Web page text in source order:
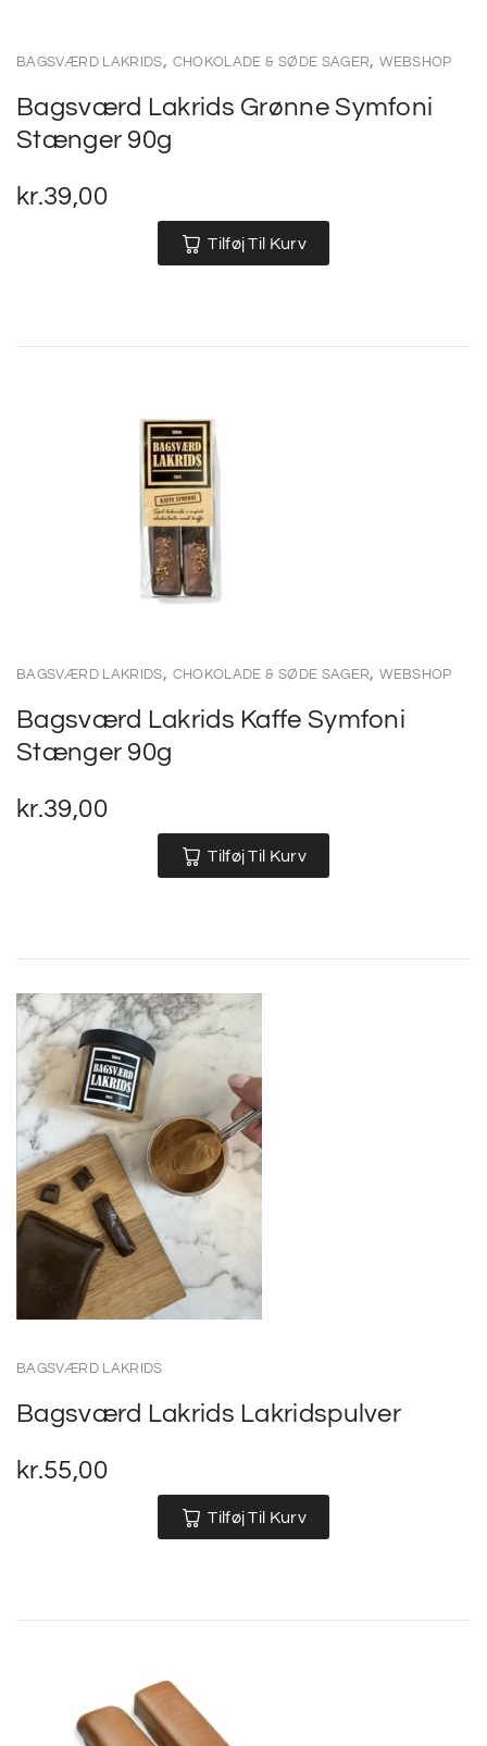
BAGSVÆRD LAKRIDS, CHOKOLADE & SØDE SAGER,WEBSHOP
Bagsværd Lakrids Grønne Symfoni
Stænger 90g
kr.39,00
Tilføj Til Kurv
BAGSVÆRD LAKRIDS, CHOKOLADE & SØDE SAGER,WEBSHOP
Bagsværd Lakrids Kaffe Symfoni
Stænger 90g
kr.39,00
Tilføj Til Kurv
BAGSVÆRD LAKRIDS
Bagsværd Lakrids Lakridspulver
kr.55,00
Tilføj Til Kurv